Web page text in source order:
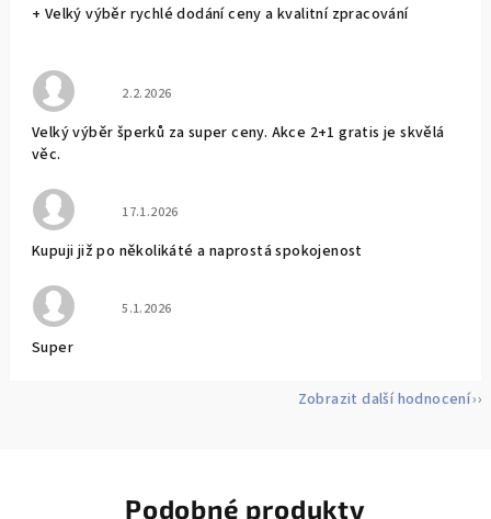
+ Velký výběr rychlé dodání ceny a kvalitní zpracování
Hodnocení obchodu je 5 z 5 hvězdiček.
2.2.2026
Velký výběr šperků za super ceny. Akce 2+1 gratis je skvělá
věc.
Hodnocení obchodu je 5 z 5 hvězdiček.
17.1.2026
Kupuji již po několikáté a naprostá spokojenost
Hodnocení obchodu je 5 z 5 hvězdiček.
5.1.2026
Super
Zobrazit další hodnocení
Podobné produkty